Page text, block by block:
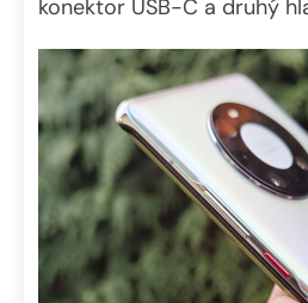
konektor USB-C a druhý